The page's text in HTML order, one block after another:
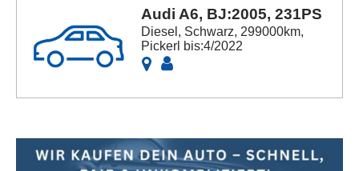
Audi A6, BJ:2005, 231PS
Diesel, Schwarz, 299000km,
Pickerl bis:4/2022